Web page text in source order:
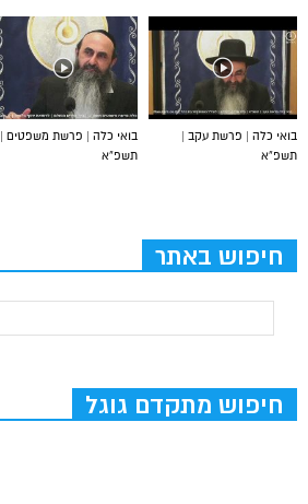
בואי כלה | פרשת משפטים |
תשפ”א
בואי כלה | פרשת עקב |
תשפ”א
חיפוש באתר
חיפוש מתקדם גוגל